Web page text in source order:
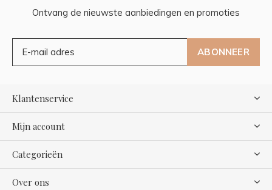
Ontvang de nieuwste aanbiedingen en promoties
ABONNEER
Klantenservice
Mijn account
Categorieën
Over ons